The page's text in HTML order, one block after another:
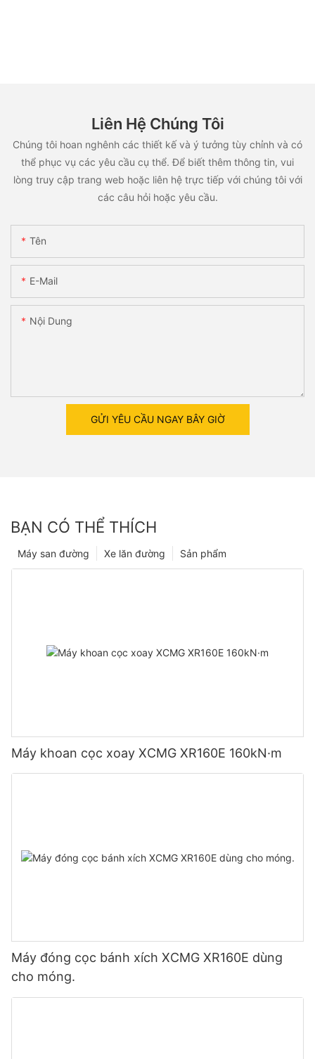
Liên Hệ Chúng Tôi
Chúng tôi hoan nghênh các thiết kế và ý tưởng tùy chỉnh và có
thể phục vụ các yêu cầu cụ thể. Để biết thêm thông tin, vui
lòng truy cập trang web hoặc liên hệ trực tiếp với chúng tôi với
các câu hỏi hoặc yêu cầu.
Tên
E-Mail
Nội Dung
GỬI YÊU CẦU NGAY BÂY GIỜ
BẠN CÓ THỂ THÍCH
Sản phẩm
Xe lăn đường
Máy san đường
Máy khoan cọc xoay XCMG XR160E 160kN·m
Máy đóng cọc bánh xích XCMG XR160E dùng
cho móng.